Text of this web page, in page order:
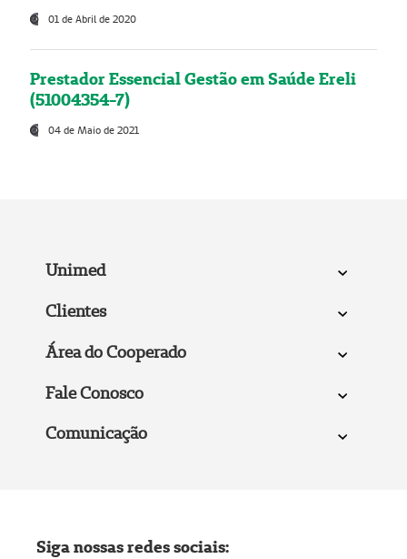
01 de Abril de 2020
Prestador Essencial Gestão em Saúde Ereli
(51004354-7)
04 de Maio de 2021
Unimed
Clientes
Área do Cooperado
Fale Conosco
Comunicação
Siga nossas redes sociais: